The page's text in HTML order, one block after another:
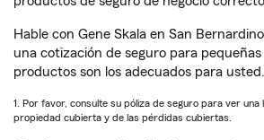
Hable con Gene Skala en San
una cotización de seguro para
productos son los adecuados para usted.
1. Por favor, consulte su póliza de seguro para ver una
propiedad cubierta y de las pérdidas cubiertas.